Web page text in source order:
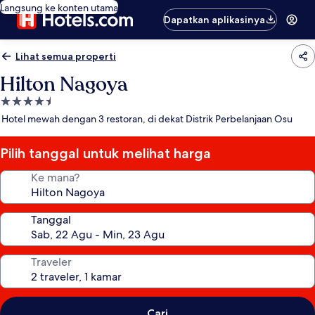
Langsung ke konten utama
Dapatkan aplikasinya
Lihat semua properti
Hilton Nagoya
Properti
bintang
Hotel mewah dengan 3 restoran, di dekat Distrik Perbelanjaan Osu
Pilih tanggal untuk melihat harga
Ke mana?
Tanggal
Traveler